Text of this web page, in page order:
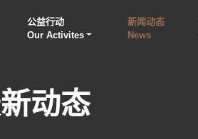
公益行动
Our Activites
新闻动态
News
动态